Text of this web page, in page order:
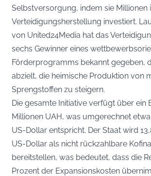
Selbstversorgung, indem sie Millionen
Verteidigungsherstellung investiert.
von United24Media hat das
sechs Gewinner eines
Förderprogramms bekannt gegeben,
abzielt, die heimische Produktion von
Sprengstoffen zu steigern.
Die gesamte Initiative verfügt über ein
Millionen UAH, was umgerechnet
US-Dollar entspricht. Der Staat wird
US-Dollar als nicht rückzahlbare
bereitstellen, was bedeutet, dass die
Prozent der Expansionskosten